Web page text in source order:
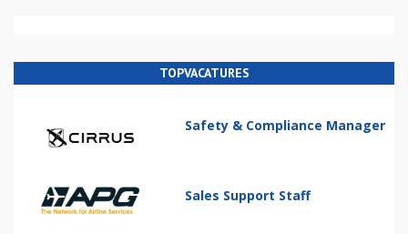
TOPVACATURES
Safety & Compliance Manager
Sales Support Staff